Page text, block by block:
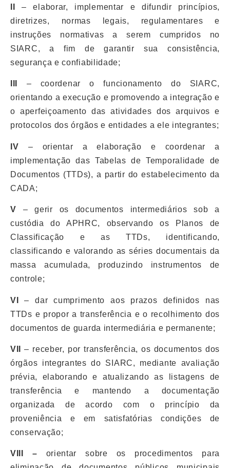
– elaborar, implementar e difundir princípios,
diretrizes, normas legais, regulamentares e
instruções normativas a serem cumpridos no
SIARC, a fim de garantir sua consistência,
segurança e confiabilidade;
– coordenar o funcionamento do SIARC,
orientando a execução e promovendo a integração e
o aperfeiçoamento das atividades dos arquivos e
protocolos dos órgãos e entidades a ele integrantes;
IV – orientar a elaboração e coordenar a
implementação das Tabelas de Temporalidade de
Documentos (TTDs), a partir do estabelecimento da
CADA;
V – gerir os documentos intermediários sob a
custódia do APHRC, observando os Planos de
Classificação e as TTDs, identificando,
classificando e valorando as séries documentais da
massa acumulada, produzindo instrumentos de
controle;
VI
– dar cumprimento aos prazos definidos nas
TTDs e propor a transferência e o recolhimento dos
documentos de guarda intermediária e permanente;
VII
– receber, por transferência, os documentos dos
órgãos integrantes do SIARC, mediante avaliação
prévia, elaborando e atualizando as listagens de
transferência e mantendo a documentação
organizada de acordo com o princípio da
proveniência e em satisfatórias condições de
conservação;
VIII – orientar sobre os procedimentos para